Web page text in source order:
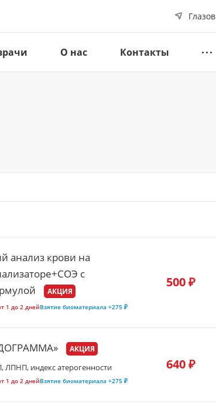
Глазов
О нас Контакты
анализ крови на
с
АКЦИЯ
1 до 2 днейВзятие биоматериала +275 ₽
500 ₽
АКЦИЯ
ЛПНП, индекс атерогенности
1 до 2 днейВзятие биоматериала +275 ₽
640 ₽